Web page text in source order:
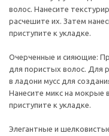
волос. Нанесите
расчешите их. Затем
приступите к укладке.
Очерченные и сияющие:
для пористых волос. Для
в ладони мусс для
Нанесите микс на мокрые
приступите к укладке.
Элегантные и